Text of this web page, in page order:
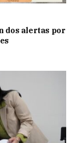
dos alertas por